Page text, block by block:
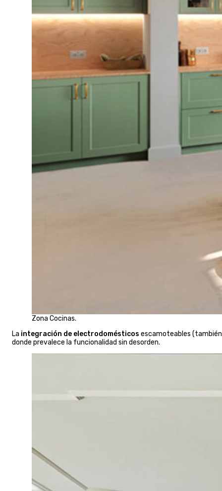
Zona Cocinas.
La integración de electrodomésticos escamoteables (también
donde prevalece la funcionalidad sin desorden.